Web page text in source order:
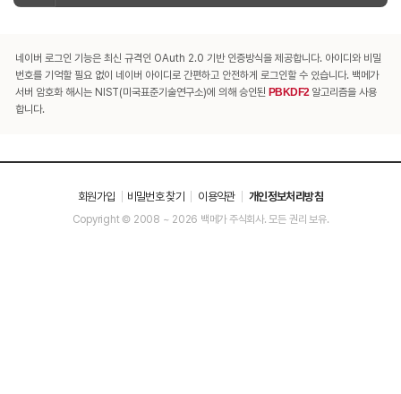
네이버 로그인 기능은 최신 규격인 OAuth 2.0 기반 인증방식을 제공합니다. 아이디와 비밀
번호를 기억할 필요 없이 네이버 아이디로 간편하고 안전하게 로그인할 수 있습니다. 백메가
서버 암호화 해시는 NIST(미국표준기술연구소)에 의해 승인된 PBKDF2알고리즘을 사용
합니다.
회원가입 비밀번호 찾기 이용약관 개인정보처리방침
Copyright © 2008 ~ 2026 백메가 주식회사. 모든 권리 보유.